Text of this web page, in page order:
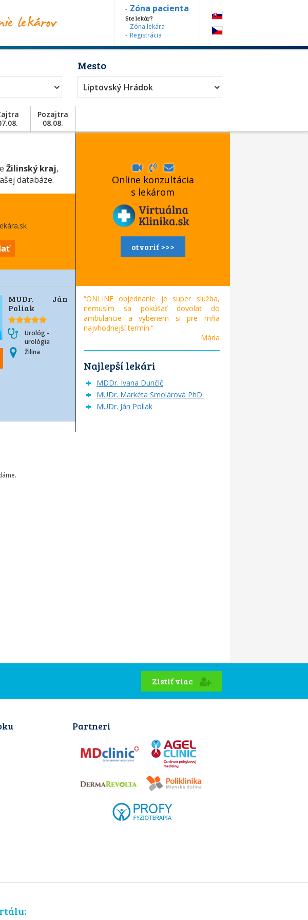
Zóna pacienta
Ste lekár?
Zóna lekára
Registrácia
Mesto
Liptovský Hrádok
Pozajtra
08.08.
Žilinský kraj,
databáze.
MUDr. Ján
Poliak
Urológ -
urológia
Žilina
Online konzultácia
s lekárom
otvoriť >>>
“ONLINE objednanie je super služba,
nemusím sa pokúšať dovolať do
ambulancie a vyberiem si pre mňa
najvhodnejší termín.“
Mária
Najlepší lekári
MDDr. Ivana Dunčič
MUDr. Markéta Smolárová PhD.
MUDr. Ján Poliak
Zistiť viac
Partneri